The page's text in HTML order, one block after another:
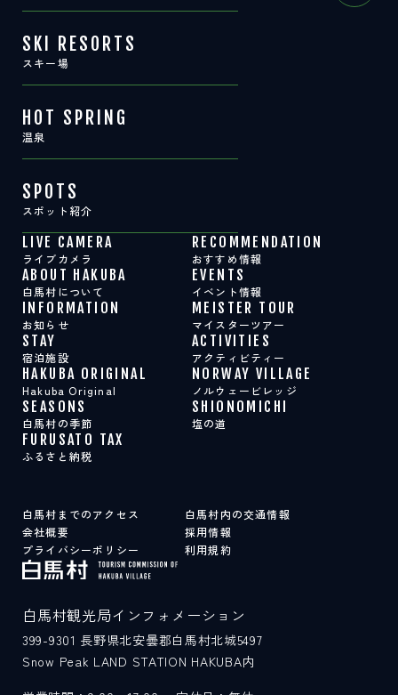
お問い合わせ
白馬村観光局インフォメーション
399-9301
営業時間：9:00～17:00
SKI RESORTS
スキー場
HOT SPRING
温泉
SPOTS
スポット紹介
LIVE CAMERA
ライブカメラ
RECOMMENDATION
おすすめ情報
ABOUT HAKUBA
白馬村について
EVENTS
イベント情報
INFORMATION
お知らせ
MEISTER TOUR
マイスターツアー
STAY
宿泊施設
ACTIVITIES
アクティビティー
HAKUBA ORIGINAL
Hakuba Original
NORWAY VILLAGE
ノルウェービレッジ
SEASONS
白馬村の季節
SHIONOMICHI
塩の道
FURUSATO TAX
ふるさと納税
白馬村までのアクセス
白馬村内の交通情報
会社概要
採用情報
プライバシーポリシー
利用規約
白馬村観光局インフォメーション
399-9301 長野県北安曇郡白馬村北城5497
Snow Peak LAND STATION HAKUBA内